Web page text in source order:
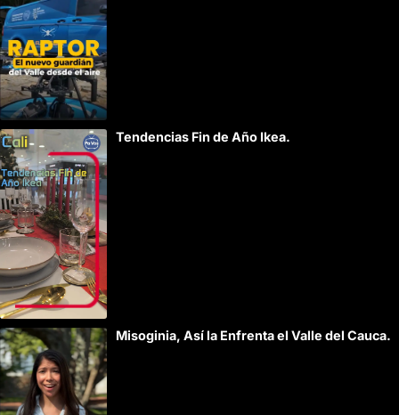
:
Tendencias Fin de Año Ikea.
Misoginia, Así la Enfrenta el Valle del Cauca.